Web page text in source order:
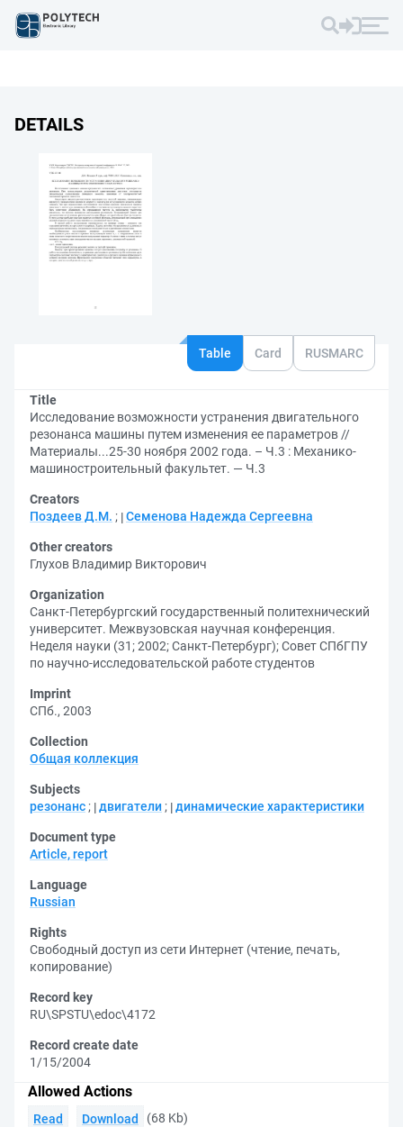
DETAILS
Table Card RUSMARC
Title
Исследование возможности устранения двигательного
резонанса машины путем изменения ее параметров //
Материалы...25-30 ноября 2002 года. – Ч.3 : Механико-
машиностроительный факультет. — Ч.3
Creators
Поздеев Д.М. ; Семенова Надежда Сергеевна
Other creators
Глухов Владимир Викторович
Organization
Санкт-Петербургский государственный политехнический
университет. Межвузовская научная конференция.
Неделя науки (31; 2002; Санкт-Петербург);Совет СПбГПУ
по научно-исследовательской работе студентов
Imprint
СПб., 2003
Collection
Общая коллекция
Subjects
резонанс ; двигатели ; динамические характеристики
Document type
Article, report
Language
Russian
Rights
Свободный доступ из сети Интернет (чтение, печать,
копирование)
Record key
RU\SPSTU\edoc\4172
Record create date
1/15/2004
Allowed Actions
Read Download (68 Kb)